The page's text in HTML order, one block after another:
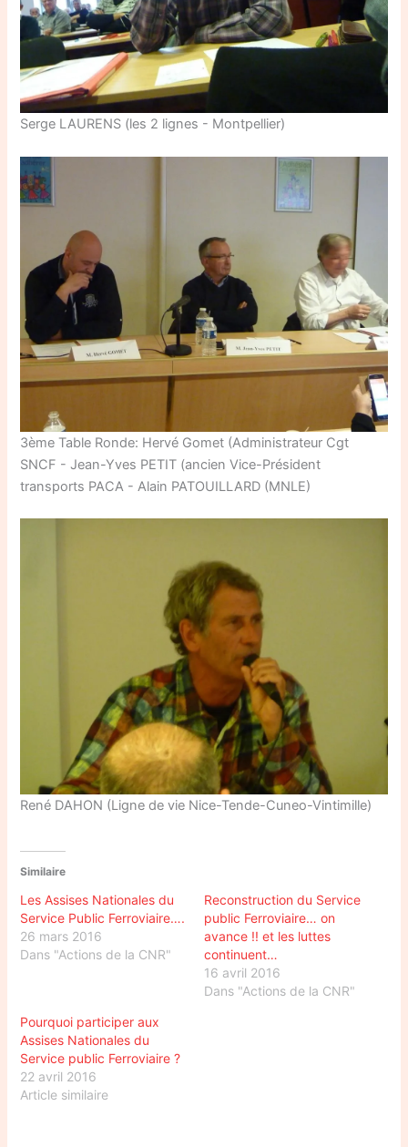
Serge LAURENS (les 2 lignes - Montpellier)
3ème Table Ronde: Hervé Gomet (Administrateur Cgt
SNCF - Jean-Yves PETIT (ancien Vice-Président
transports PACA - Alain PATOUILLARD (MNLE)
René DAHON (Ligne de vie Nice-Tende-Cuneo-Vintimille)
Similaire
Les Assises Nationales du
Service Public Ferroviaire….
26 mars 2016
Dans "Actions de la CNR"
Reconstruction du Service
public Ferroviaire… on
avance !! et les luttes
continuent…
16 avril 2016
Dans "Actions de la CNR"
Pourquoi participer aux
Assises Nationales du
Service public Ferroviaire ?
22 avril 2016
Article similaire